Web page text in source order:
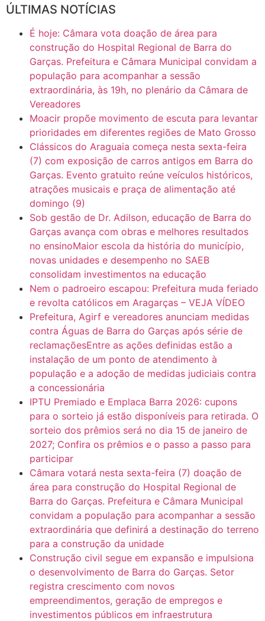
CASO SAIURY - SEM CORTES
Mini Ginásio de Aragarças- Só a bo$ta 6:31
ÚLTIMAS NOTÍCIAS
É hoje: Câmara vota doação de área para
construção do Hospital Regional de Barra do
Garças. Prefeitura e Câmara Municipal convidam a
população para acompanhar a sessão
extraordinária, às 19h, no plenário da Câmara de
Vereadores
Moacir propõe movimento de escuta para levantar
prioridades em diferentes regiões de Mato Grosso
Clássicos do Araguaia começa nesta sexta-feira
(7) com exposição de carros antigos em Barra do
Garças. Evento gratuito reúne veículos históricos,
atrações musicais e praça de alimentação até
domingo (9)
Sob gestão de Dr. Adilson, educação de Barra do
Garças avança com obras e melhores resultados
no ensinoMaior escola da história do município,
novas unidades e desempenho no SAEB
consolidam investimentos na educação
Nem o padroeiro escapou: Prefeitura muda feriado
e revolta católicos em Aragarças – VEJA VÍDEO
Prefeitura, Agirf e vereadores anunciam medidas
contra Águas de Barra do Garças após série de
reclamaçõesEntre as ações definidas estão a
instalação de um ponto de atendimento à
população e a adoção de medidas judiciais contra
a concessionária
IPTU Premiado e Emplaca Barra 2026: cupons
para o sorteio já estão disponíveis para retirada. O
sorteio dos prêmios será no dia 15 de janeiro de
2027; Confira os prêmios e o passo a passo para
participar
Câmara votará nesta sexta-feira (7) doação de
área para construção do Hospital Regional de
Barra do Garças. Prefeitura e Câmara Municipal
convidam a população para acompanhar a sessão
extraordinária que definirá a destinação do terreno
para a construção da unidade
Construção civil segue em expansão e impulsiona
o desenvolvimento de Barra do Garças. Setor
registra crescimento com novos
empreendimentos, geração de empregos e
investimentos públicos em infraestrutura